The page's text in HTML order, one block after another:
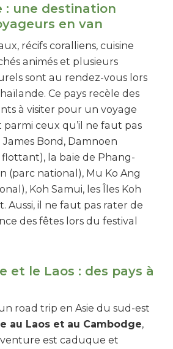
: une destination
en van
récifs coralliens, cuisine
animés et plusieurs
sont au rendez-vous lors
Ce pays recèle des
à visiter pour un voyage
parmi ceux qu’il ne faut pas
Bond, Damnoen
la baie de Phang-
(parc national), Mu Ko Ang
Koh Samui, les Îles Koh
Aussi, il ne faut pas rater de
des fêtes lors du festival
et le Laos : des pays à
road trip en Asie du sud-est
au Laos et au Cambodge,
est caduque et